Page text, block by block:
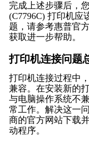
完成上述步骤后，
(C7796C) 打印机应
题，请参考惠普官
获取进一步帮助。
打印机连接问题
打印机连接过程中
兼容。在安装新的
与电脑操作系统不
常工作。解决这一
商的官方网站下载
动程序。